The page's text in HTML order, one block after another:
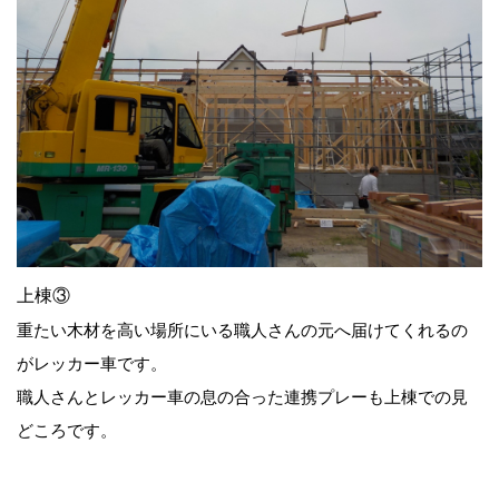
上棟③
重たい木材を高い場所にいる職人さんの元へ届けてくれるの
がレッカー車です。
職人さんとレッカー車の息の合った連携プレーも上棟での見
どころです。